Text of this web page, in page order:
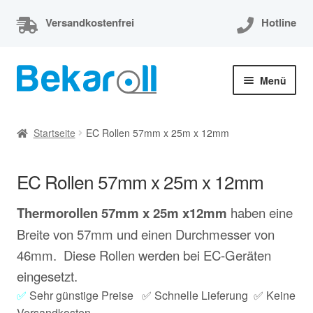
Versandkostenfrei Hotline
Zur
Navigation
Zum
Inhalt
Menü
EC-Cash Rollen
57x36x12
57mm x 8m x 12mm
Startseite EC Rollen 57mm x 25m x 12mm
EC Rollen 57mm x 25m x 12mm
Thermorollen 57mm x 25m x12mm haben eine
Breite von 57mm und einen Durchmesser von
46mm. Diese Rollen werden bei EC-Geräten
eingesetzt.
✅ Sehr günstige Preise ✅ Schnelle Lieferung ✅ Keine